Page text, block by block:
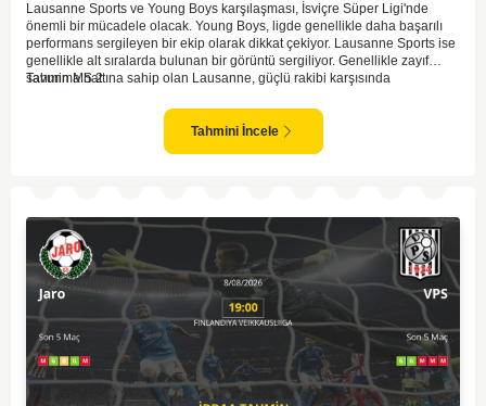
Lausanne Sports ve Young Boys karşılaşması, İsviçre Süper Ligi'nde
önemli bir mücadele olacak. Young Boys, ligde genellikle daha başarılı
performans sergileyen bir ekip olarak dikkat çekiyor. Lausanne Sports ise
genellikle alt sıralarda bulunan bir görüntü sergiliyor. Genellikle zayıf
savunma hattına sahip olan Lausanne, güçlü rakibi karşısında
Maçın sonucunda Young Boys'un galip gelme olasılığı yüksek görünüyor.
Tahmin MS 2
Tahmini İncele